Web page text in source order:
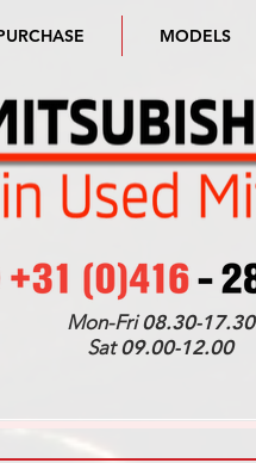
MODELS
Mon-Fri08.30-17.30
Sat09.00-12.00